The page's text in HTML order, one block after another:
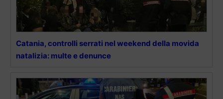
Catania, controlli serrati nel weekend della movida
natalizia: multe e denunce